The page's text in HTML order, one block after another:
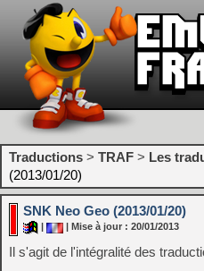
Traductions > TRAF > Les
(2013/01/20)
SNK Neo Geo (2013/01/20)
| Mise à jour : 20/01/2013
Il s'agit de l'intégralité des